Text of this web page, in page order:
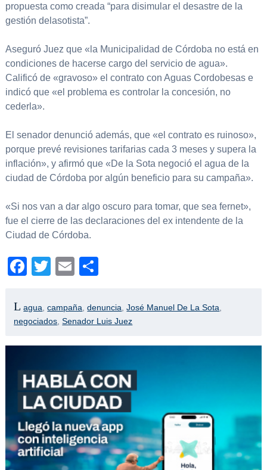
propuesta como creada “para disimular el desastre de la
gestión delasotista”.
Aseguró Juez que «la Municipalidad de Córdoba no está en
condiciones de hacerse cargo del servicio de agua».
Calificó de «gravoso» el contrato con Aguas Cordobesas e
indicó que «el problema es controlar la concesión, no
cederla».
El senador denunció además, que «el contrato es ruinoso»,
porque prevé revisiones tarifarias cada 3 meses y supera la
inflación», y afirmó que «De la Sota negoció el agua de la
ciudad de Córdoba por algún beneficio para su campaña».
«Si nos van a dar algo oscuro para tomar, que sea fernet»,
fue el cierre de las declaraciones del ex intendente de la
Ciudad de Córdoba.
Facebook
TwitterEmail
agua ,campaña ,denuncia ,José Manuel De La Sota
negociados ,Senador Luis Juez